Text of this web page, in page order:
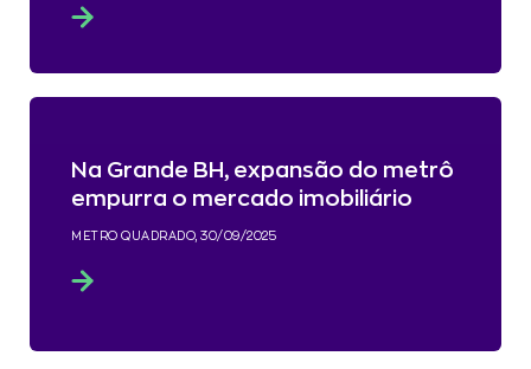
Na Grande BH, expansão do metrô
empurra o mercado imobiliário
METRO QUADRADO, 30/09/2025